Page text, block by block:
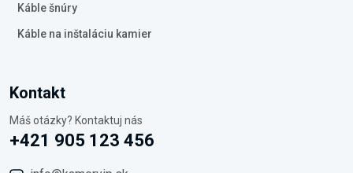
Káble šnúry
Káble na inštaláciu kamier
Kontakt
Máš otázky? Kontaktuj nás
+421 905 123 456